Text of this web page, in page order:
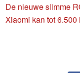
De nieuwe slimme
Xiaomi kan tot 6.500